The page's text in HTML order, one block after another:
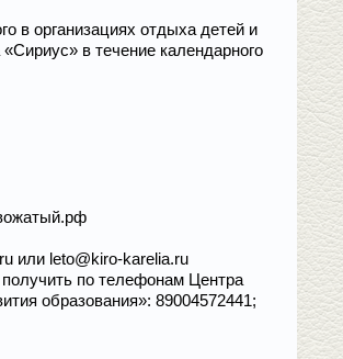
в организациях отдыха детей и
в течение календарного
или leto@kiro-karelia.ru
получить по телефонам Центра
образования»: 89004572441;